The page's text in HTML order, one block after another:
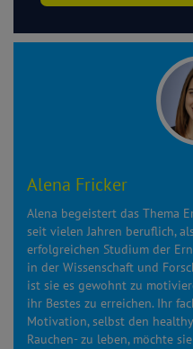
Alena Fricker
Alena begeistert das Thema
seit vielen Jahren beruflich,
erfolgreichen Studium der
in der Wissenschaft und
ist sie es gewohnt zu
ihr Bestes zu erreichen. Ihr
Motivation, selbst den
Rauchen- zu leben, möchte